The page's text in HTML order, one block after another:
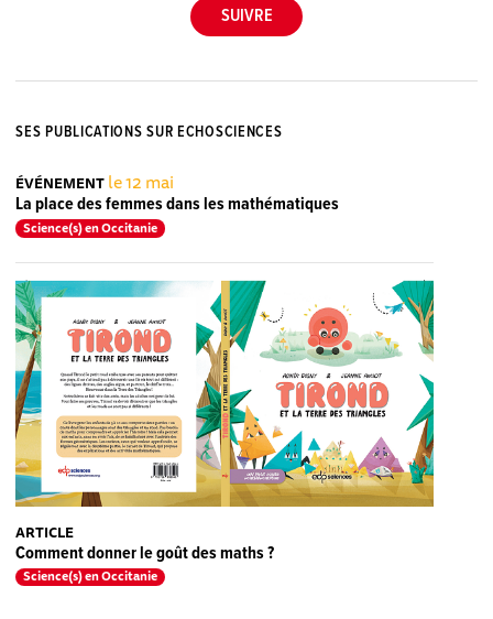
SES PUBLICATIONS SUR ECHOSCIENCES
ÉVÉNEMENT le 12 mai
La place des femmes dans les mathématiques
Science(s) en Occitanie
ARTICLE
Comment donner le goût des maths ?
Science(s) en Occitanie